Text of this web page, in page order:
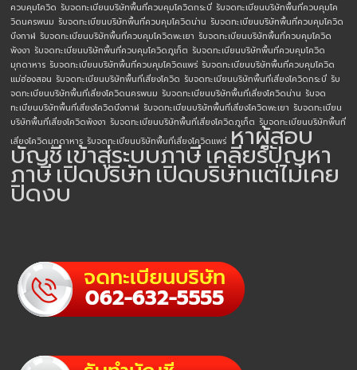
ควบคุมโควิด รับจดทะเบียนบริษัทพื้นที่ควบคุมโควิดกระบี่ รับจดทะเบียนบริษัทพื้นที่ควบคุมโค
วิดนครพนม รับจดทะเบียนบริษัทพื้นที่ควบคุมโควิดน่าน รับจดทะเบียนบริษัทพื้นที่ควบคุมโควิด
บึงกาฬ รับจดทะเบียนบริษัทพื้นที่ควบคุมโควิดพะเยา รับจดทะเบียนบริษัทพื้นที่ควบคุมโควิด
พังงา รับจดทะเบียนบริษัทพื้นที่ควบคุมโควิดภูเก็ต รับจดทะเบียนบริษัทพื้นที่ควบคุมโควิด
มุกดาหาร รับจดทะเบียนบริษัทพื้นที่ควบคุมโควิดแพร่ รับจดทะเบียนบริษัทพื้นที่ควบคุมโควิด
แม่ฮ่องสอน รับจดทะเบียนบริษัทพื้นที่เสี่ยงโควิด รับจดทะเบียนบริษัทพื้นที่เสี่ยงโควิดกระบี่ รับ
จดทะเบียนบริษัทพื้นที่เสี่ยงโควิดนครพนม รับจดทะเบียนบริษัทพื้นที่เสี่ยงโควิดน่าน รับจด
ทะเบียนบริษัทพื้นที่เสี่ยงโควิดบึงกาฬ รับจดทะเบียนบริษัทพื้นที่เสี่ยงโควิดพะเยา รับจดทะเบียน
บริษัทพื้นที่เสี่ยงโควิดพังงา รับจดทะเบียนบริษัทพื้นที่เสี่ยงโควิดภูเก็ต รับจดทะเบียนบริษัทพื้นที่
เสี่ยงโควิดมุกดาหาร รับจดทะเบียนบริษัทพื้นที่เสี่ยงโควิดแพร่ หาผู้สอบ
บัญชีเข้าสู่ระบบภาษีเคลียร์ปัญหา
ภาษีเปิดบริษัทเปิดบริษัทแต่ไม่เคย
ปิดงบ